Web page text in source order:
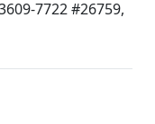
7722 #26759,